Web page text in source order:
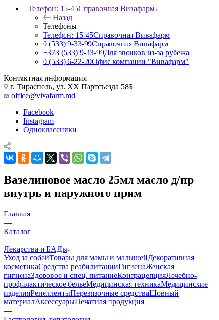
Телефон: 15-45Справочная Вивафарм
Назад
Телефоны
Телефон: 15-45Справочная Вивафарм
0 (533) 9-33-99Справочная Вивафарм
+373 (533) 9-33-99Для звонков из-за рубежа
0 (533) 6-22-20Офис компании "Вивафарм"
Контактная информация
г. Тирасполь, ул. ХХ Партсъезда 58Б
office@vivafarm.md
Facebook
Instagram
Одноклассники
Вазелиновое масло 25мл масло д/пр
внутрь и наружного прим
Главная
—
Каталог
—
Лекарства и БАДы
Уход за собойТовары для мамы и малышейДекоративная
косметикаСредства реабилитацииГигиенаЖенская
гигиенаЗдоровое и спец. питаниеКонтрацепцияЛечебно-
профилактическое бельеМедицинская техникаМедицинские
изделияРепеллентыПеревязочные средстваШовный
материалАксессуарыПечатная продукция
—